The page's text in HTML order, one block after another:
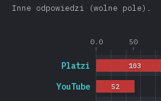
Inne odpowiedzi (wolne pole).
0.0 50
YouTube
Platzi
52
103